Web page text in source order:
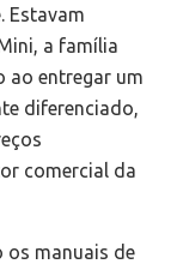
Estavam
a família
ao entregar um
diferenciado,
comercial da
os manuais de